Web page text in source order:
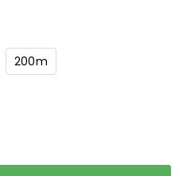
200m